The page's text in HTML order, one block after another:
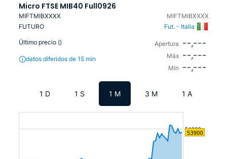
Micro FTSE MIB40 Full0926
MIFTMIBXXXX
MIFTMIBXXXX
FUTURO
Fut. - Italia
Último precio ()
datos diferidos de 15 min
Apertura --,---
Máx --,---
Mín --,---
1 D 1 S 1 M 3 M 1 A